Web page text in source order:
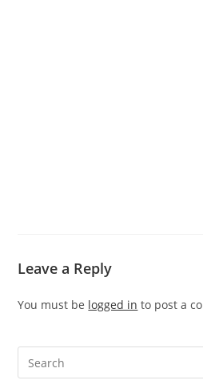
Leave a Reply
You must be logged in to post a